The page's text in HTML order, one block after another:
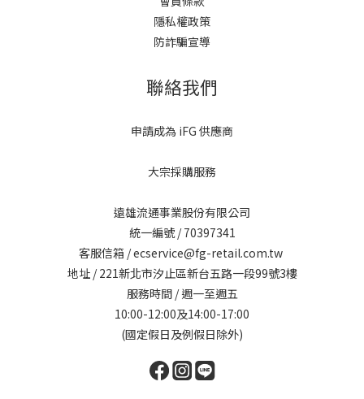
隱私權政策
防詐騙宣導
聯絡我們
申請成為 iFG 供應商
大宗採購服務
遠雄流通事業股份有限公司
統一編號 / 70397341
客服信箱 / ecservice@fg-retail.com.tw
地址 / 221新北市汐止區新台五路一段99號3樓
服務時間 / 週一至週五
10:00-12:00及14:00-17:00
(國定假日及例假日除外)